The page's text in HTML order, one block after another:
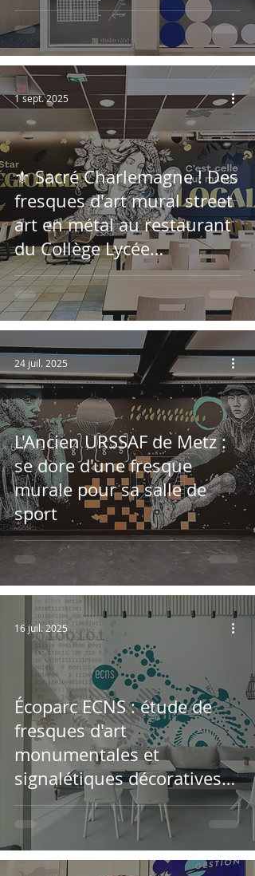
⚜️ Sacré Charlemagne ! Des
fresques d'art mural street
art en métal au restaurant
du Collège Lycée
Charlemagne de Thionville
1 sept. 2025
L'Ancien URSSAF de Metz :
se dore d'une fresque
murale pour sa salle de
sport
24 juil. 2025
Écoparc ECNS : étude de
fresques d'art
monumentales et
signalétiques décoratives
pour bureaux d'entreprises
16 juil. 2025